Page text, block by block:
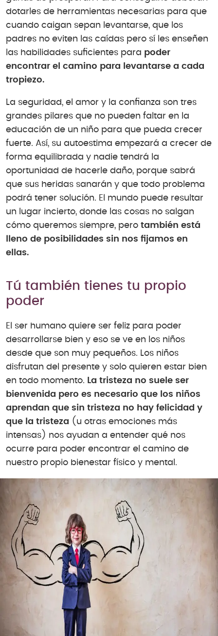
dotarles de herramientas necesarias para que
cuando caigan sepan levantarse, que los
padres no eviten las caídas pero sí les enseñen
las habilidades suficientes para poder
encontrar el camino para levantarse a cada
tropiezo.
La seguridad, el amor y la confianza son tres
grandes pilares que no pueden faltar en la
educación de un niño para que pueda crecer
fuerte. Así, su autoestima empezará a crecer de
forma equilibrada y nadie tendrá la
oportunidad de hacerle daño, porque sabrá
que sus heridas sanarán y que todo problema
podrá tener solución. El mundo puede resultar
un lugar incierto, donde las cosas no salgan
cómo queremos siempre, pero también está
lleno de posibilidades sin nos fijamos en
ellas.
Tú también tienes tu propio
poder
El ser humano quiere ser feliz para poder
desarrollarse bien y eso se ve en los niños
desde que son muy pequeños. Los niños
disfrutan del presente y solo quieren estar bien
en todo momento. La tristeza no suele ser
bienvenida pero es necesario que los niños
aprendan que sin tristeza no hay felicidad y
que la tristeza (u otras emociones más
intensas) nos ayudan a entender qué nos
ocurre para poder encontrar el camino de
nuestro propio bienestar físico y mental.